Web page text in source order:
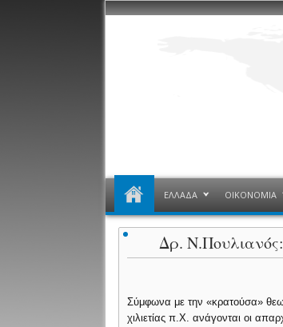
ΕΛΛΑΔΑ ΟΙΚΟΝΟΜΙΑ
Δρ.
Σύμφωνα με την «κρατούσα»
χιλιετίας π.Χ. ανάγονται οι